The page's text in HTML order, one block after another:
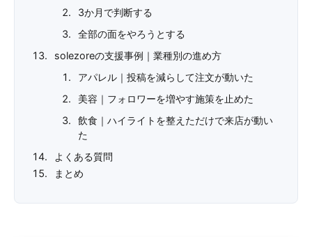
3か月で判断する
全部の面をやろうとする
solezoreの支援事例｜業種別の進め方
アパレル｜投稿を減らして注文が動いた
美容｜フォロワーを増やす施策を止めた
飲食｜ハイライトを整えただけで来店が動い
た
よくある質問
まとめ